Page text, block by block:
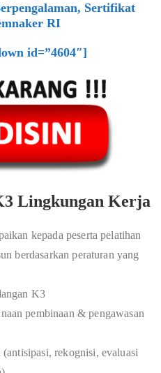
Sertifikat
RI
id=”4604″]
Lingkungan Kerja
kepada peserta pelatihan
berdasarkan peraturan yang
K3
pembinaan & pengawasan
rekognisi, evaluasi